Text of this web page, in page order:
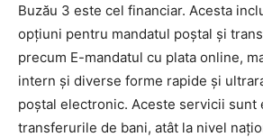
Buzău 3 este cel financiar. Acesta
opțiuni pentru mandatul poștal și
precum E-mandatul cu plata online,
intern și diverse forme rapide și
poștal electronic. Aceste servicii sunt
transferurile de bani, atât la nivel